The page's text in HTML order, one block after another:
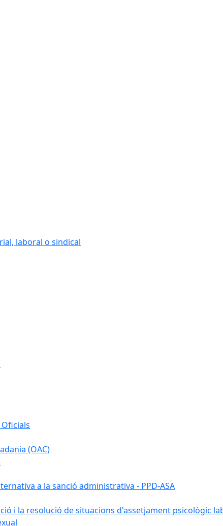
laboral o sindical
(OAC)
a la sanció administrativa - PPD-ASA
i la resolució de situacions d'assetjament psicològic